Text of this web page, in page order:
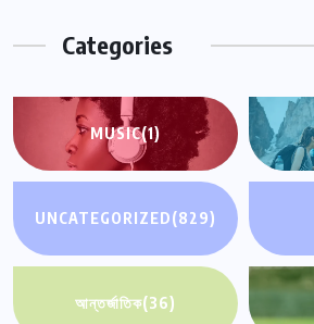
Categories
MUSIC(1)
UNCATEGORIZED(829)
আন্তর্জাতিক(36)